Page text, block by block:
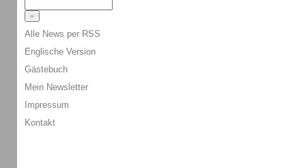
Alle News per RSS
Englische Version
Gästebuch
Mein Newsletter
Impressum
Kontakt